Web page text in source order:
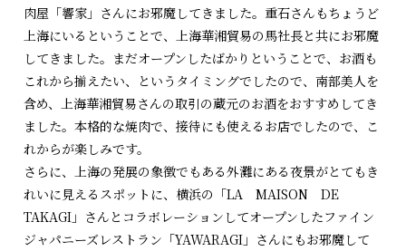
肉屋「響家」さんにお邪魔してきました。重石さんもちょうど
上海にいるということで、上海華湘貿易の馬社長と共にお邪魔
してきました。まだオープンしたばかりということで、お酒も
これから揃えたい、というタイミングでしたので、南部美人を
含め、上海華湘貿易さんの取引の蔵元のお酒をおすすめしてき
ました。本格的な焼肉で、接待にも使えるお店でしたので、こ
れからが楽しみです。
さらに、上海の発展の象徴でもある外灘にある夜景がとてもき
れいに見えるスポットに、横浜の「LA MAISON DE
TAKAGI」さんとコラボレーションしてオープンしたファイン
ジャパニーズレストラン「YAWARAGI」さんにもお邪魔して